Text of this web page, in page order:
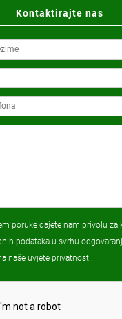
Kontaktirajte nas
poruke dajete nam privolu za
podataka u svrhu
naše uvjete privatnosti